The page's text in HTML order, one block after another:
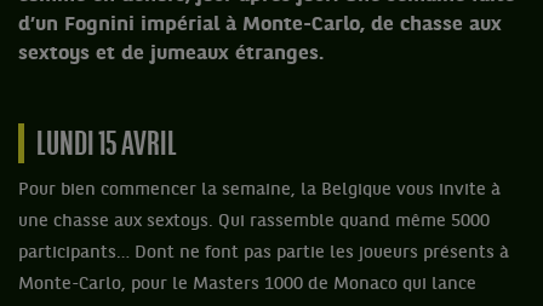
d’un Fognini impérial à Monte-Carlo, de chasse aux
sextoys et de jumeaux étranges.
LUNDI 15 AVRIL
Pour bien commencer la semaine, la Belgique vous invite à
une chasse aux sextoys. Qui rassemble quand même 5000
participants… Dont ne font pas partie les joueurs présents à
Monte-Carlo, pour le Masters 1000 de Monaco qui lance